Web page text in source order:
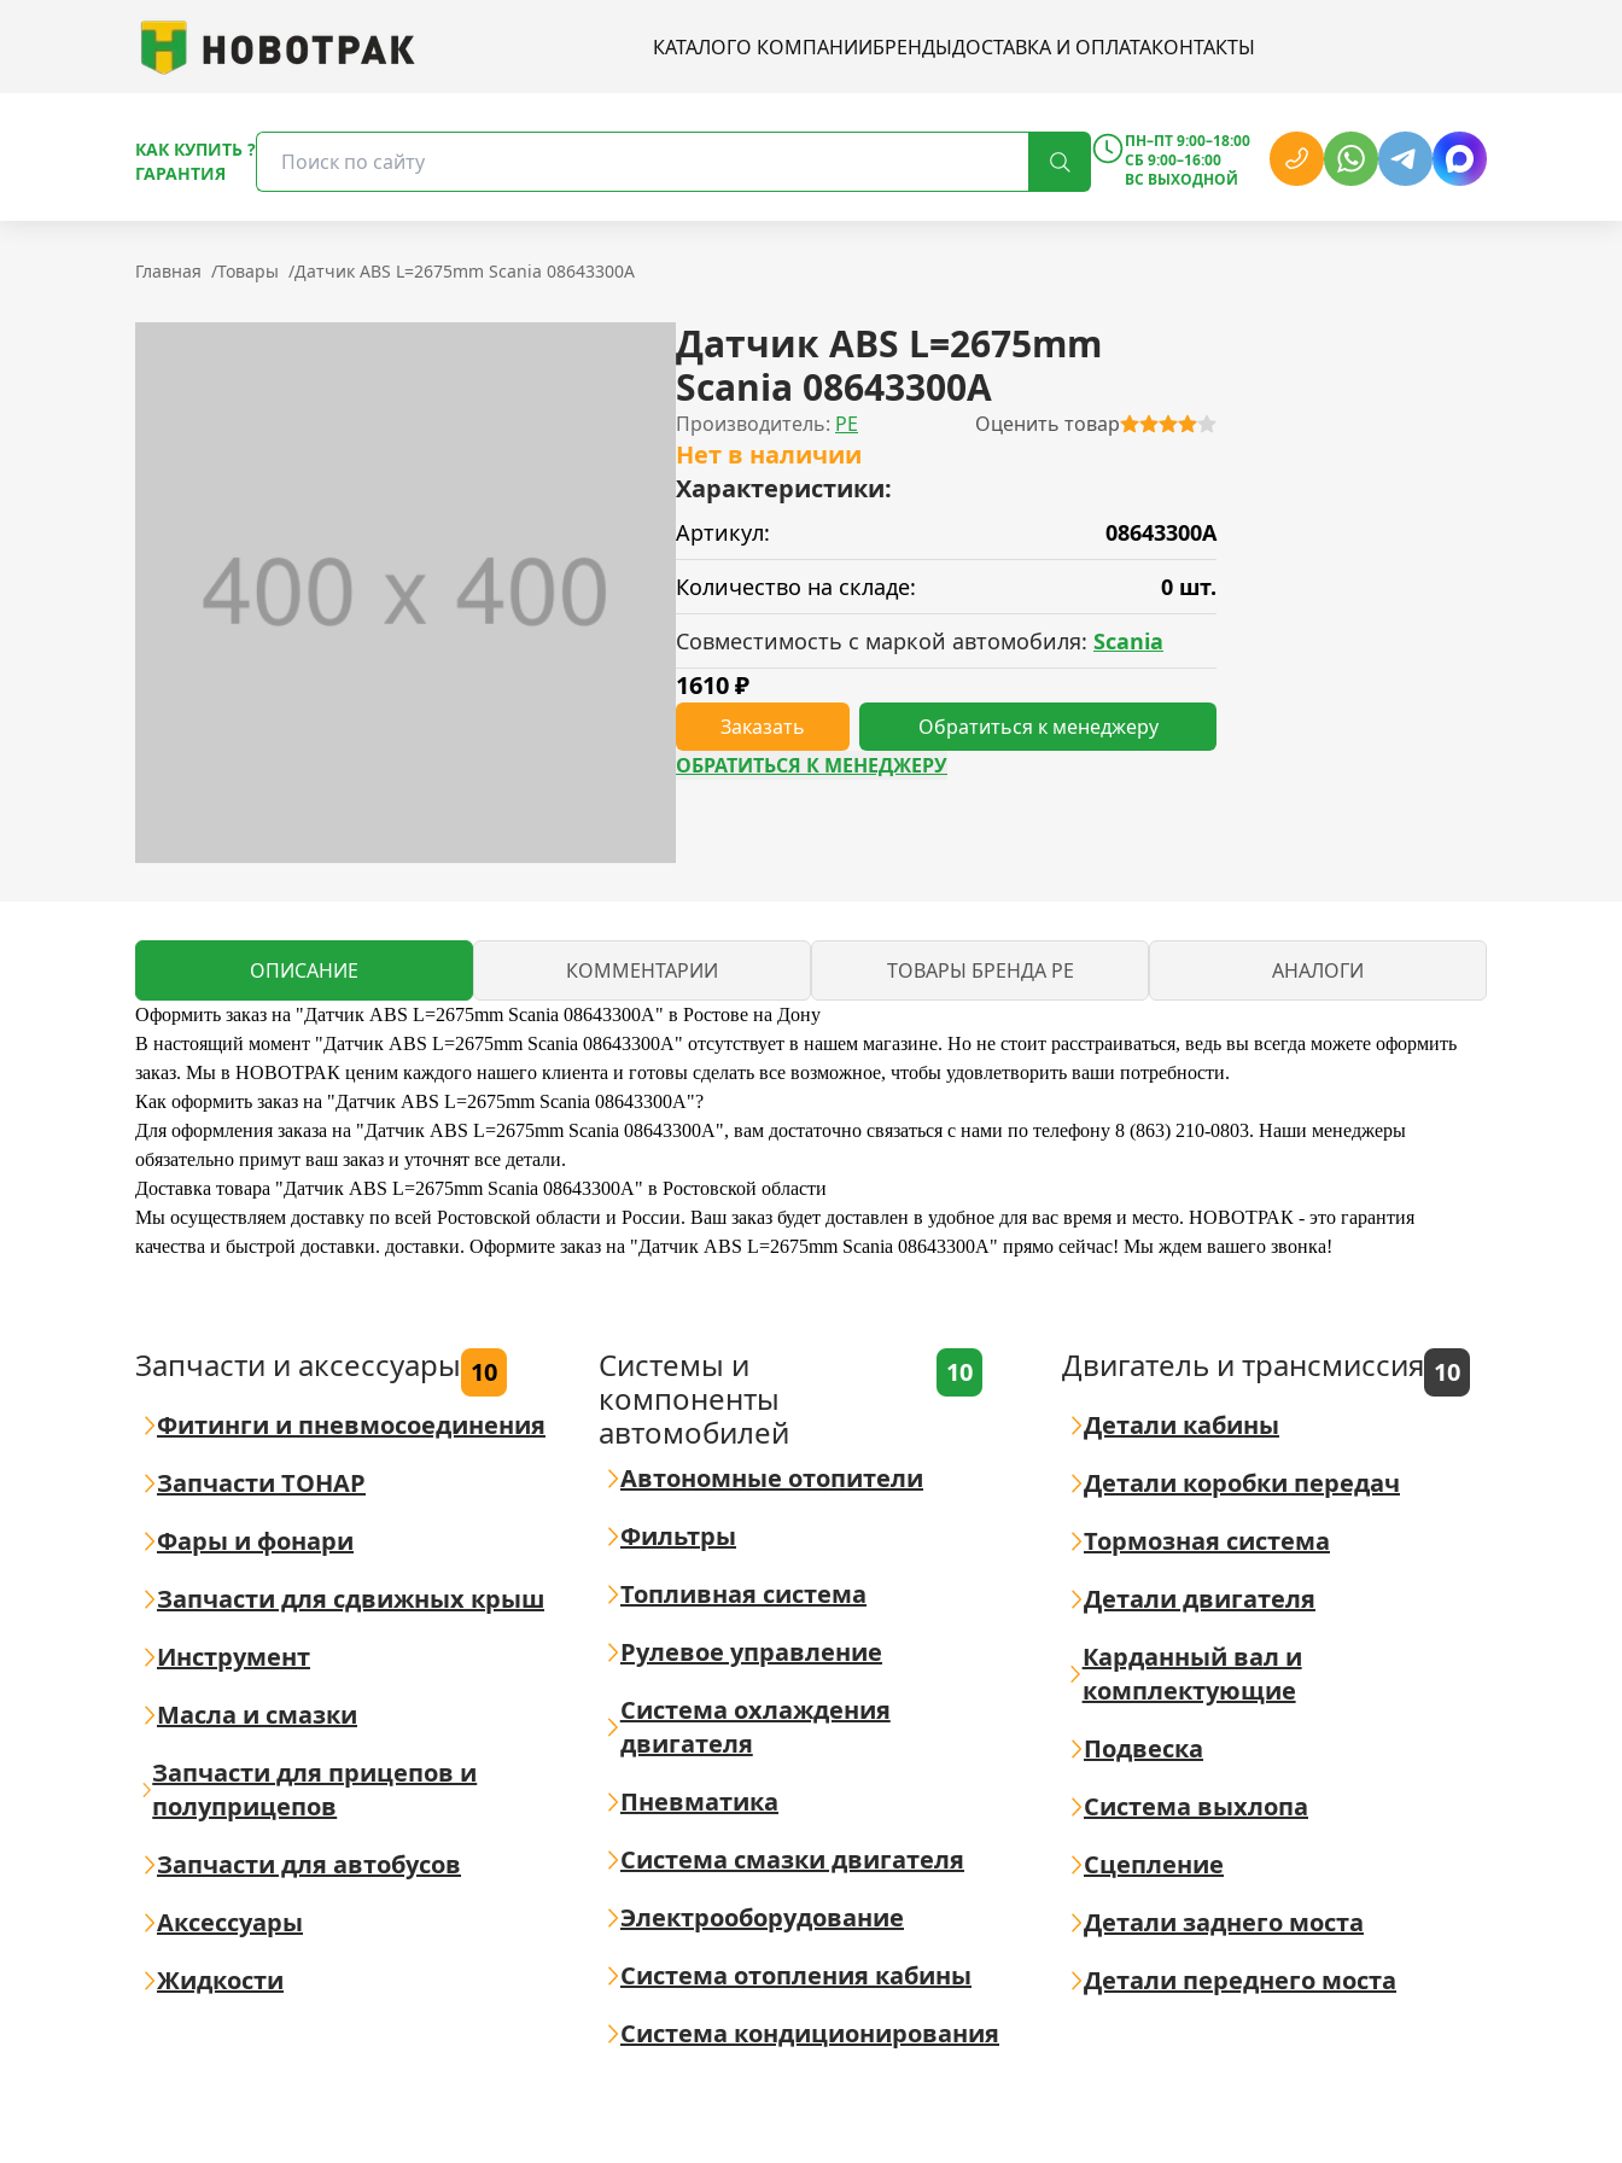
КАТАЛОГО КОМПАНИИБРЕНДЫДОСТАВКА И ОПЛАТАКОНТАКТЫ
КАК КУПИТЬ ?
ГАРАНТИЯ
ПН–ПТ 9:00–18:00
СБ 9:00–16:00
ВС ВЫХОДНОЙ
Главная /Товары /Датчик ABS L=2675mm Scania 08643300A
Датчик ABS L=2675mm
Scania 08643300A
Производитель: PE Оценить товар
Нет в наличии
Характеристики:
Артикул:
08643300A
Количество на складе:
0 шт.
Совместимость с маркой автомобиля: Scania
1610₽
Заказать
Обратиться к менеджеру
ОБРАТИТЬСЯ К МЕНЕДЖЕРУ
ОПИСАНИЕ КОММЕНТАРИИ ТОВАРЫ БРЕНДА PE АНАЛОГИ
Оформить заказ на "Датчик ABS L=2675mm Scania 08643300A" в Ростове на Дону
В настоящий момент "Датчик ABS L=2675mm Scania 08643300A" отсутствует в нашем магазине. Но не стоит расстраиваться, ведь вы всегда можете оформить
заказ. Мы в НОВОТРАК ценим каждого нашего клиента и готовы сделать все возможное, чтобы удовлетворить ваши потребности.
Как оформить заказ на "Датчик ABS L=2675mm Scania 08643300A"?
Для оформления заказа на "Датчик ABS L=2675mm Scania 08643300A", вам достаточно связаться с нами по телефону 8 (863) 210-0803. Наши менеджеры
обязательно примут ваш заказ и уточнят все детали.
Доставка товара "Датчик ABS L=2675mm Scania 08643300A" в Ростовской области
Мы осуществляем доставку по всей Ростовской области и России. Ваш заказ будет доставлен в удобное для вас время и место. НОВОТРАК - это гарантия
качества и быстрой доставки. доставки. Оформите заказ на "Датчик ABS L=2675mm Scania 08643300A" прямо сейчас! Мы ждем вашего звонка!
Запчасти и аксессуары 10
Фитинги и пневмосоединения
Запчасти ТОНАР
Фары и фонари
Запчасти для сдвижных крыш
Инструмент
Масла и смазки
Запчасти для прицепов и
полуприцепов
Запчасти для автобусов
Аксессуары
Жидкости
Системы и
компоненты
автомобилей
10
Автономные отопители
Фильтры
Топливная система
Рулевое управление
Система охлаждения
двигателя
Пневматика
Система смазки двигателя
Электрооборудование
Система отопления кабины
Система кондиционирования
Двигатель и трансмиссия 10
Детали кабины
Детали коробки передач
Тормозная система
Детали двигателя
Карданный вал и
комплектующие
Подвеска
Система выхлопа
Сцепление
Детали заднего моста
Детали переднего моста